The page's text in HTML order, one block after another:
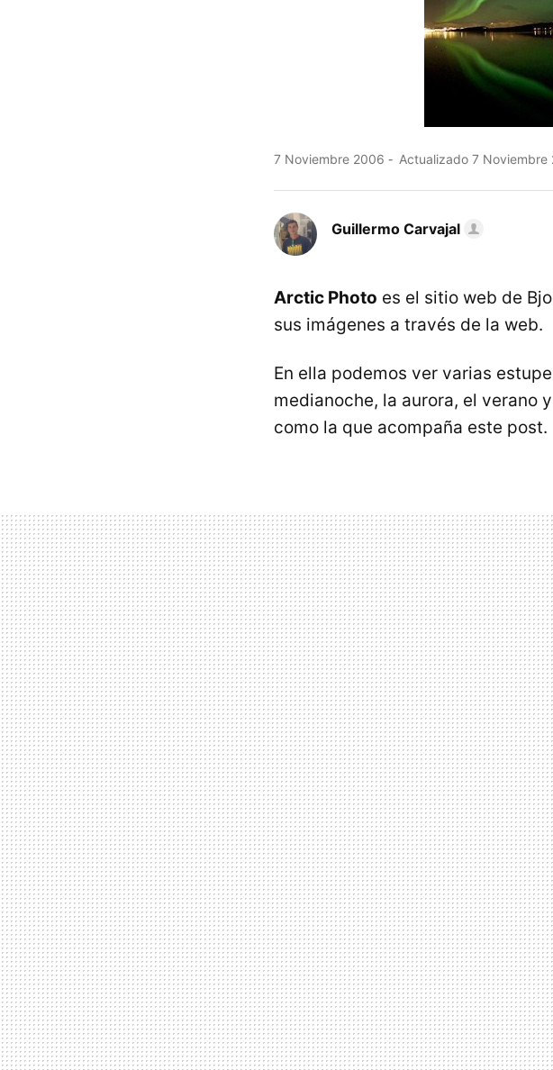
7 Noviembre 2006 Actualizado 7 Noviembre
Guillermo Carvajal
Arctic Photo es el sitio web de
sus imágenes a través de la web.
En ella podemos ver varias
medianoche, la aurora, el verano
como la que acompaña este post.